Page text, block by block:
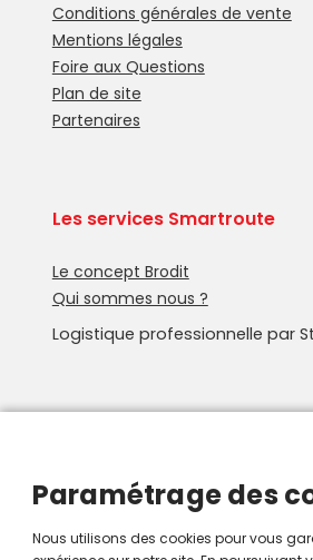
Conditions générales de vente
Mentions légales
Foire aux Questions
Plan de site
Partenaires
Les services Smartroute
Le concept Brodit
Qui sommes nous ?
Logistique professionnelle par
Recevoir les nouveautés
Paramétrage des
Nous utilisons des cookies pour vous